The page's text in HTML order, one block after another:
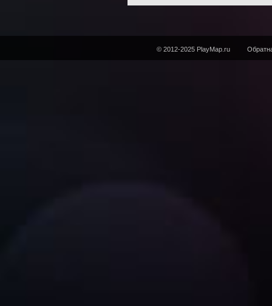
© 2012-2025 PlayMap.ru